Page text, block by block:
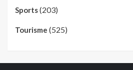
Sports(203)
Tourisme (525)